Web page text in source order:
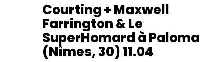
Courting + Maxwell
Farrington & Le
SuperHomard à Paloma
(Nîmes, 30) 11.04